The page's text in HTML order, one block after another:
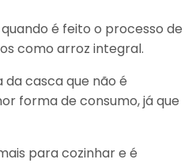
é feito o processo de
como arroz integral.
casca que não é
forma de consumo, já que
para cozinhar e é